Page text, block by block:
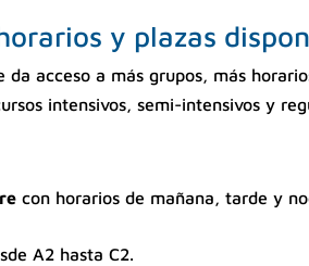
y plazas
da acceso a más grupos, más
intensivos, semi-intensivos y
con horarios de mañana, tarde y
A2 hasta C2.